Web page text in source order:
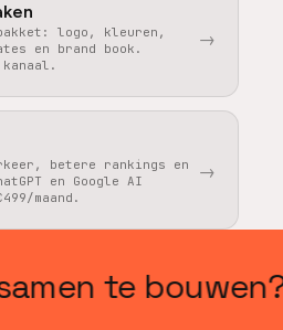
logo, kleuren,
en brand book.
→
betere rankings en
en Google AI
maand.
→
te bouwen?